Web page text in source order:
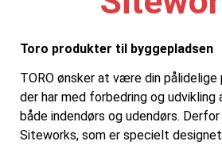
Toro produkter til byggepladsen
TORO ønsker at være din pålidelige
der har med forbedring og udvikling
både indendørs og udendørs.
Siteworks, som er specielt